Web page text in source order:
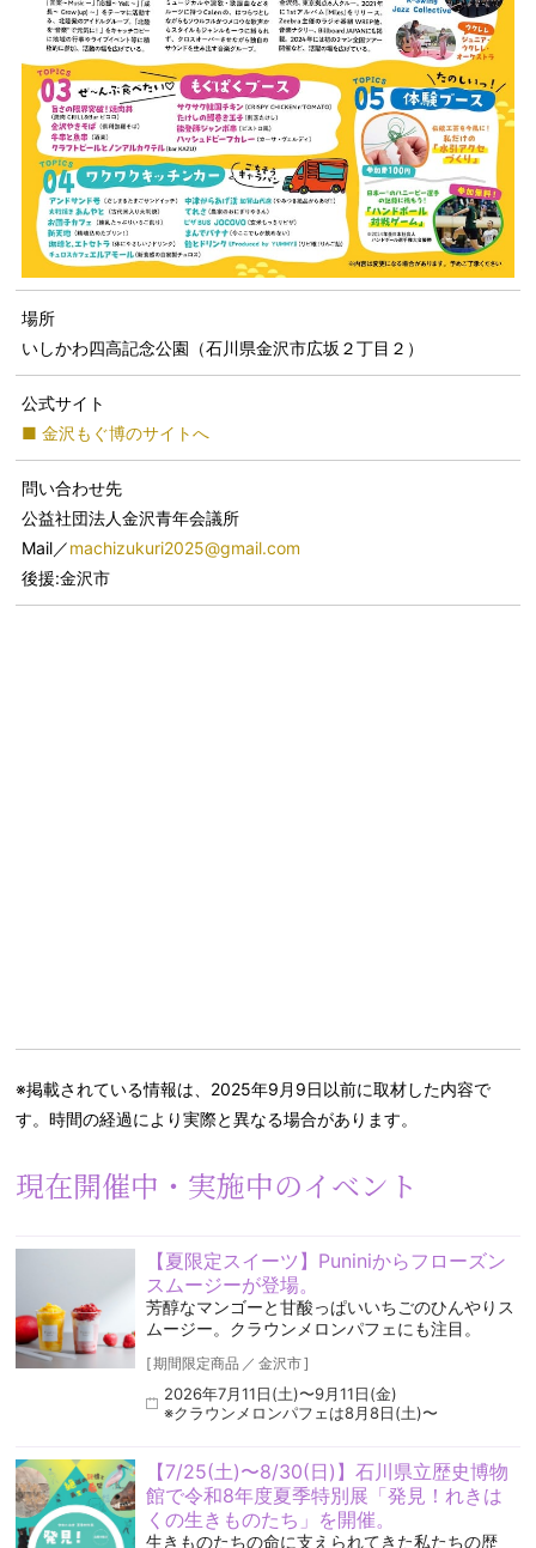
場所
いしかわ四高記念公園（石川県金沢市広坂２丁目２）
公式サイト
■ 金沢もぐ博のサイトへ
問い合わせ先
公益社団法人金沢青年会議所
Mail／machizukuri2025@gmail.com
後援:金沢市
※掲載されている情報は、2025年9月9日以前に取材した内容で
す。時間の経過により実際と異なる場合があります。
現在開催中・実施中のイベント
【夏限定スイーツ】Puniniからフローズン
スムージーが登場。
芳醇なマンゴーと甘酸っぱいいちごのひんやりス
ムージー。クラウンメロンパフェにも注目。
[期間限定商品 ／ 金沢市]
2026年7月11日(土)〜9月11日(金)
※クラウンメロンパフェは8月8日(土)〜
【7/25(土)〜8/30(日)】石川県立歴史博物
館で令和8年度夏季特別展「発見！れきは
くの生きものたち」を開催。
生きものたちの命に支えられてきた私たちの歴